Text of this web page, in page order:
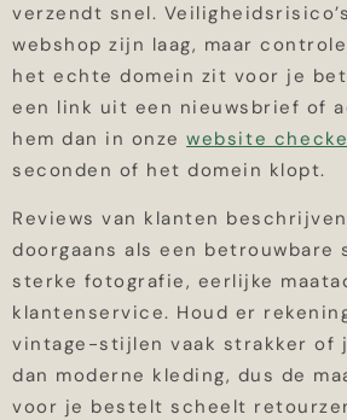
verzendt snel.
webshop zijn laag, maar
het echte domein zit voor je
een link uit een nieuwsbrief of
hem dan in onze website
seconden of het domein klopt.
Reviews van klanten
doorgaans als een betrouwbare
sterke fotografie, eerlijke
klantenservice. Houd er
vintage-stijlen vaak strakker of
dan moderne kleding, dus de
voor je bestelt scheelt